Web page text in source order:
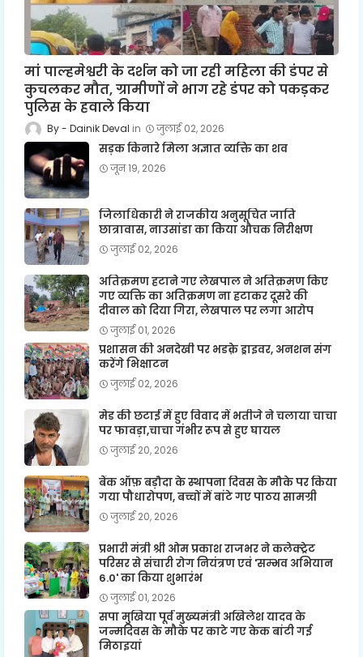
मां पाल्हमेश्वरी के दर्शन को जा रही महिला की डंपर से
कुचलकर मौत, ग्रामीणों ने भाग रहे डंपर को पकड़कर
पुलिस के हवाले किया
Dainik Deval जुलाई 02, 2026
सड़क किनारे मिला अज्ञात व्यक्ति का शव
जून 19, 2026
जिलाधिकारी ने राजकीय अनुसूचित जाति
छात्रावास, नाउसांडा का किया औचक निरीक्षण
जुलाई 02, 2026
अतिक्रमण हटाने गए लेखपाल ने अतिक्रमण किए
गए व्यक्ति का अतिक्रमण ना हटाकर दूसरे की
दीवाल को दिया गिरा, लेखपाल पर लगा आरोप
जुलाई 01, 2026
प्रशासन की अनदेखी पर भडक़े ड्राइवर, अनशन संग
करेंगे भिक्षाटन
जुलाई 02, 2026
मेड की छटाई में हुए विवाद में भतीजे ने चलाया चाचा
पर फावड़ा,चाचा गंभीर रूप से हुए घायल
जुलाई 20, 2026
बैंक ऑफ़ बड़ौदा के स्थापना दिवस के मौके पर किया
गया पौधारोपण, बच्चों में बांटे गए पाठय सामग्री
जुलाई 20, 2026
प्रभारी मंत्री श्री ओम प्रकाश राजभर ने कलेक्ट्रेट
परिसर से संचारी रोग नियंत्रण एवं 'सम्भव अभियान
6.0' का किया शुभारंभ
जुलाई 01, 2026
सपा मुखिया पूर्व मुख्यमंत्री अखिलेश यादव के
जन्मदिवस के मौके पर काटे गए केक बांटी गई
मिठाइयां